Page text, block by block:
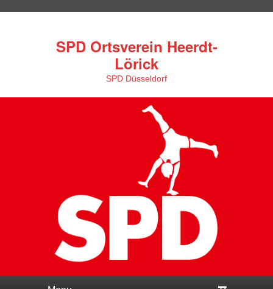
SPD Ortsverein Heerdt-
Lörick
SPD Düsseldorf